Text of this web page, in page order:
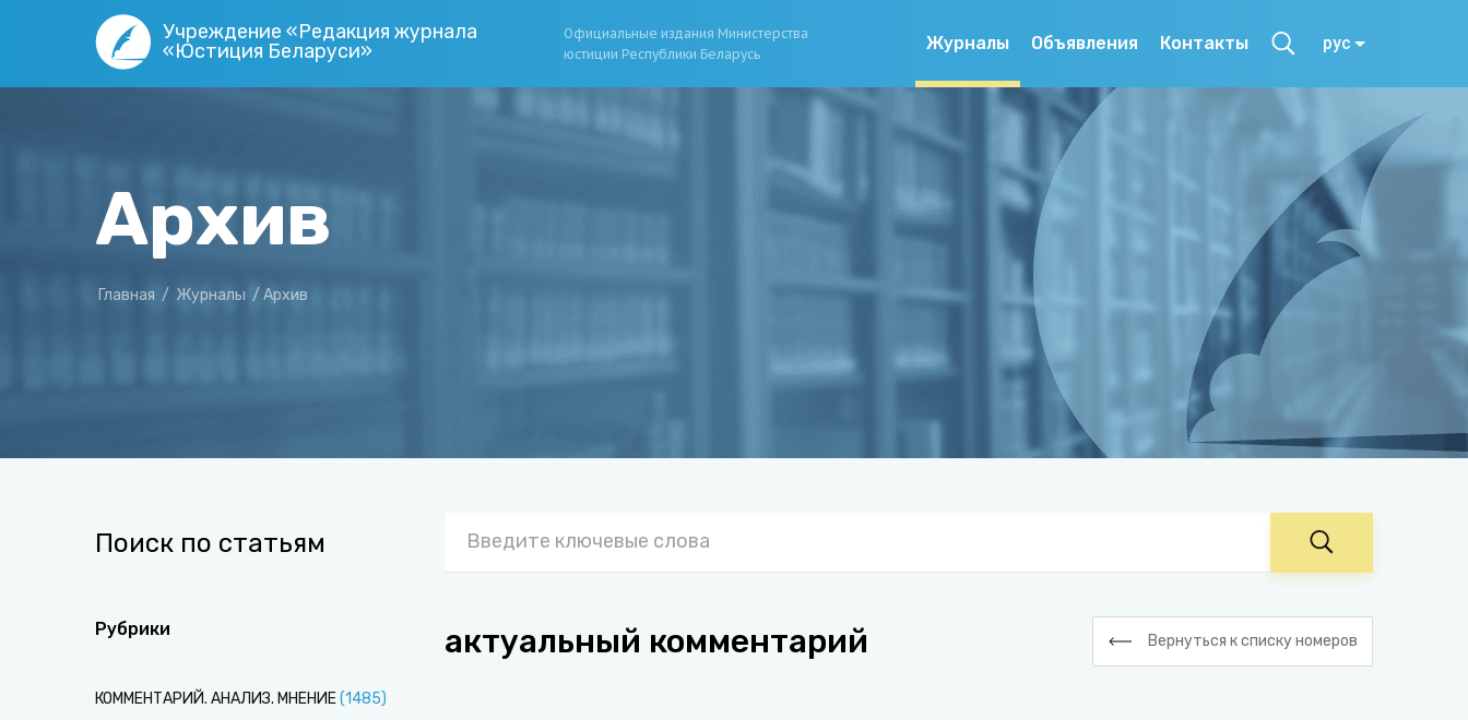
Учреждение «Редакция журнала
«Юстиция Беларуси»
Официальные издания Министерства
юстиции Республики Беларусь
Журналы Объявления Контакты рус
Архив
Главная / Журналы / Архив
Поиск по статьям
Рубрики актуальный комментарий Вернуться к списку номеров
КОММЕНТАРИЙ. АНАЛИЗ. МНЕНИЕ(1485)